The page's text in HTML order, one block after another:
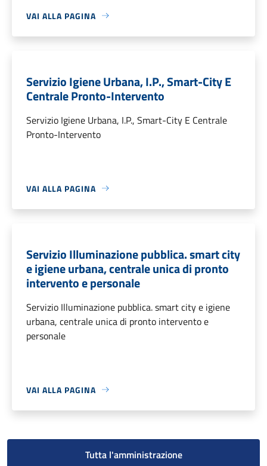
VAI ALLA PAGINA
Servizio Igiene Urbana, I.P., Smart-City E
Centrale Pronto-Intervento
Servizio Igiene Urbana, I.P., Smart-City E Centrale
Pronto-Intervento
VAI ALLA PAGINA
Servizio Illuminazione pubblica. smart city
e igiene urbana, centrale unica di pronto
intervento e personale
Servizio Illuminazione pubblica. smart city e igiene
urbana, centrale unica di pronto intervento e
personale
VAI ALLA PAGINA
Tutta l'amministrazione